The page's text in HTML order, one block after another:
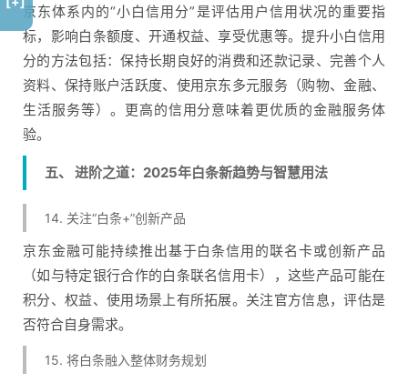
京东体系内的“小白信用分”是评估用户信用状况的重要指
标，影响白条额度、开通权益、享受优惠等。提升小白信用
分的方法包括：保持长期良好的消费和还款记录、完善个人
资料、保持账户活跃度、使用京东多元服务（购物、金融、
生活服务等）。更高的信用分意味着更优质的金融服务体
验。
五、 进阶之道：2025年白条新趋势与智慧用法
14. 关注“白条+”创新产品
京东金融可能持续推出基于白条信用的联名卡或创新产品
（如与特定银行合作的白条联名信用卡），这些产品可能在
积分、权益、使用场景上有所拓展。关注官方信息，评估是
否符合自身需求。
15. 将白条融入整体财务规划